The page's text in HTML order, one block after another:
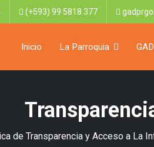
(+593) 99 5818 377
Inicio La Parroquia
de Transparencia y Acceso a La